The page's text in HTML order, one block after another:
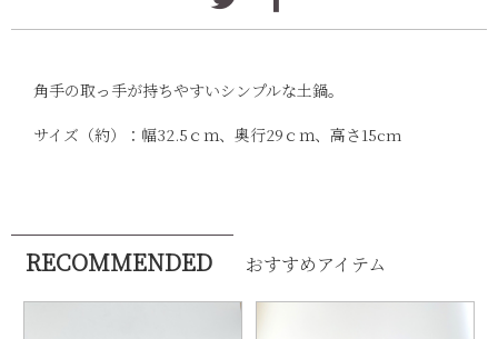
角手の取っ手が持ちやすいシンプルな土鍋。
サイズ（約）：幅32.5ｃｍ、奥行29ｃｍ、高さ15cm
RECOMMENDED おすすめアイテム